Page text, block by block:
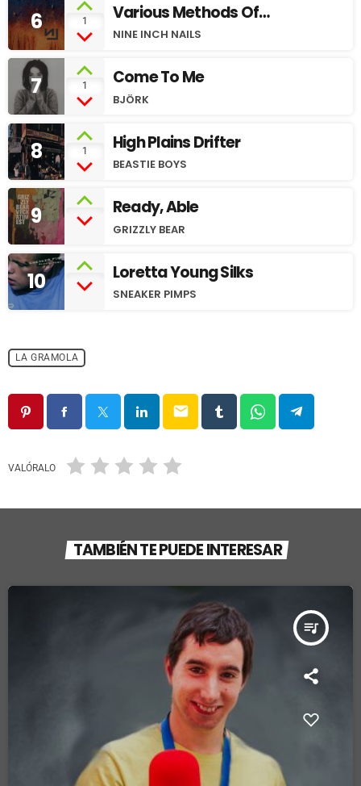
6 1
Various Methods Of
Escape
NINE INCH NAILS
7 1 Come To Me
BJÖRK
8 1 High Plains Drifter
BEASTIE BOYS
9 Ready, Able
GRIZZLY BEAR
10 Loretta Young Silks
SNEAKER PIMPS
LA GRAMOLA
email
VALÓRALO
TAMBIÉN TE PUEDE INTERESAR
queue_music